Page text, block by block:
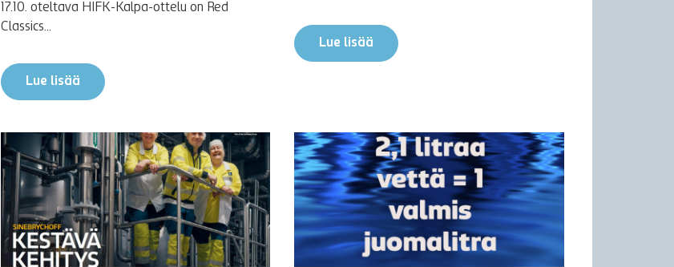
17.10. oteltava HIFK-Kalpa-ottelu on Red
Classics...
Lue lisää
Lue lisää